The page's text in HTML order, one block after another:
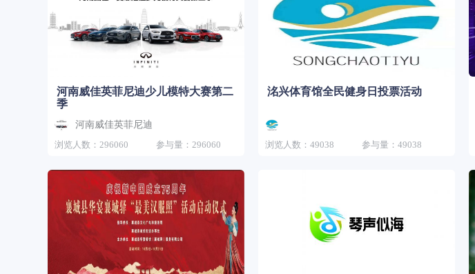
河南威佳英菲尼迪少儿模特大赛第二
季
河南威佳英菲尼迪
浏览人数：296060
参与量：296060
洺兴体育馆全民健身日投票活动
浏览人数：49038 参与量：49038